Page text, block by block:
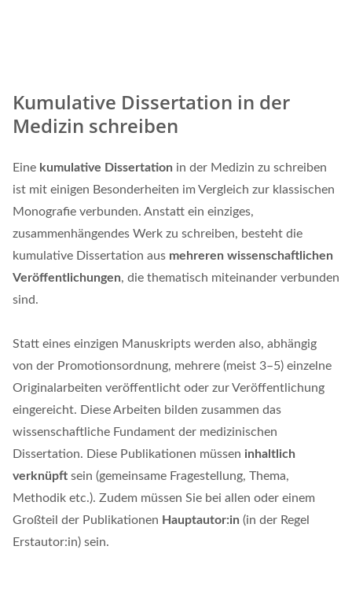
Kumulative Dissertation in der
Medizin schreiben
Eine kumulative Dissertation in der Medizin zu schreiben
ist mit einigen Besonderheiten im Vergleich zur klassischen
Monografie verbunden. Anstatt ein einziges,
zusammenhängendes Werk zu schreiben, besteht die
kumulative Dissertation aus mehreren wissenschaftlichen
Veröffentlichungen, die thematisch miteinander verbunden
sind.
Statt eines einzigen Manuskripts werden also, abhängig
von der Promotionsordnung, mehrere (meist 3–5) einzelne
Originalarbeiten veröffentlicht oder zur Veröffentlichung
eingereicht. Diese Arbeiten bilden zusammen das
wissenschaftliche Fundament der medizinischen
Dissertation. Diese Publikationen müssen inhaltlich
verknüpft sein (gemeinsame Fragestellung, Thema,
Methodik etc.). Zudem müssen Sie bei allen oder einem
Großteil der Publikationen Hauptautor:in (in der Regel
Erstautor:in) sein.